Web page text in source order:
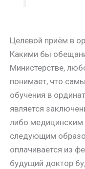
Целевой приём в
Какими бы
Министерстве,
понимает, что
обучения в
является
либо медицинским
следующим
оплачивается из
будущий доктор